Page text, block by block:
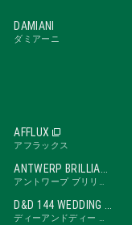
DAMIANI
ダミアーニ
AFFLUX
アフラックス
ANTWERP BRILLIANT
アントワープ ブリリアント
D&D 144 WEDDING BAND
ディーアンドディー ワンフォーティーフォー ウェディングバンド